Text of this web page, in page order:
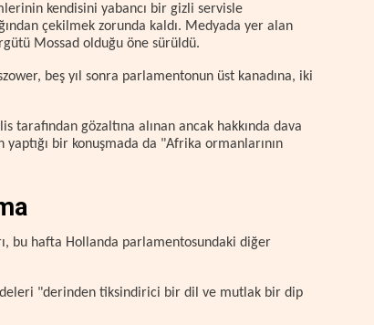
kendisini yabancı bir gizli servisle
çekilmek zorunda kaldı. Medyada yer alan
Mossad olduğu öne sürüldü.
beş yıl sonra parlamentonun üst kanadına, iki
tarafından gözaltına alınan ancak hakkında dava
yaptığı bir konuşmada da "Afrika ormanlarının
bu hafta Hollanda parlamentosundaki diğer
"derinden tiksindirici bir dil ve mutlak bir dip